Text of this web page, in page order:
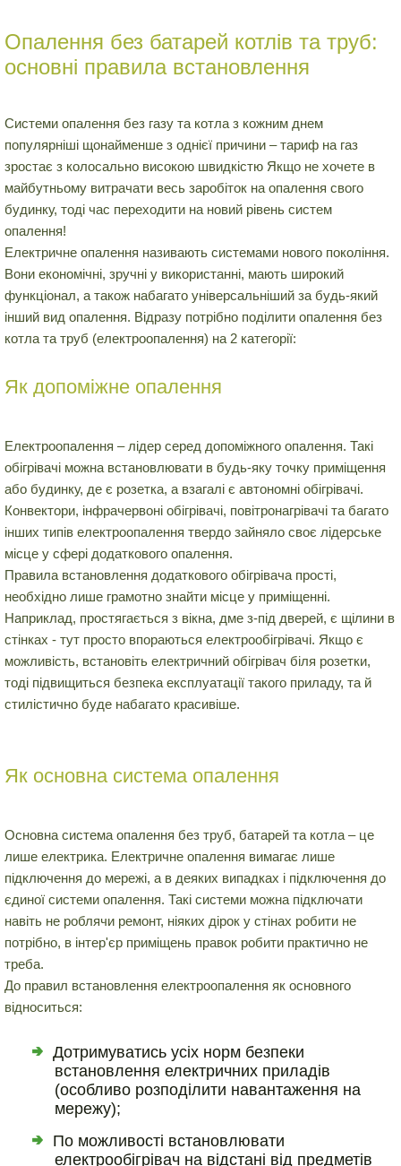
Опалення без батарей котлів та труб:
основні правила встановлення
Системи опалення без газу та котла з кожним днем
популярніші щонайменше з однієї причини – тариф на газ
зростає з колосально високою швидкістю Якщо не хочете в
майбутньому витрачати весь заробіток на опалення свого
будинку, тоді час переходити на новий рівень систем
опалення!
Електричне опалення називають системами нового покоління.
Вони економічні, зручні у використанні, мають широкий
функціонал, а також набагато універсальніший за будь-який
інший вид опалення. Відразу потрібно поділити опалення без
котла та труб (електроопалення) на 2 категорії:
Як допоміжне опалення
Електроопалення – лідер серед допоміжного опалення. Такі
обігрівачі можна встановлювати в будь-яку точку приміщення
або будинку, де є розетка, а взагалі є автономні обігрівачі.
Конвектори, інфрачервоні обігрівачі, повітронагрівачі та багато
інших типів електроопалення твердо зайняло своє лідерське
місце у сфері додаткового опалення.
Правила встановлення додаткового обігрівача прості,
необхідно лише грамотно знайти місце у приміщенні.
Наприклад, простягається з вікна, дме з-під дверей, є щілини в
стінках - тут просто впораються електрообігрівачі. Якщо є
можливість, встановіть електричний обігрівач біля розетки,
тоді підвищиться безпека експлуатації такого приладу, та й
стилістично буде набагато красивіше.
Як основна система опалення
Основна система опалення без труб, батарей та котла – це
лише електрика. Електричне опалення вимагає лише
підключення до мережі, а в деяких випадках і підключення до
єдиної системи опалення. Такі системи можна підключати
навіть не роблячи ремонт, ніяких дірок у стінах робити не
потрібно, в інтер'єр приміщень правок робити практично не
треба.
До правил встановлення електроопалення як основного
відноситься:
Дотримуватись усіх норм безпеки
встановлення електричних приладів
(особливо розподілити навантаження на
мережу);
По можливості встановлювати
електрообігрівач на відстані від предметів